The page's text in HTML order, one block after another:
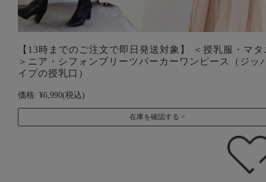
【13時までのご注文で即日発送対象】 ＜授乳服・マ
＞ニア・シフォンプリーツパーカーワンピース（ジッ
イプの授乳口）
価格: ¥6,990(税込)
在庫を確認する